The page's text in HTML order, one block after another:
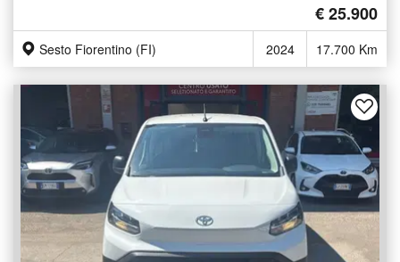
€ 25.900
Sesto Fiorentino (FI) 2024 17.700 Km